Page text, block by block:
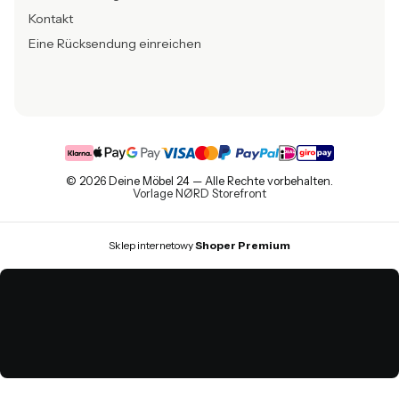
Kontakt
Eine Rücksendung einreichen
© 2026 Deine Möbel 24 — Alle Rechte vorbehalten.
Vorlage NØRD Storefront
Sklep internetowyShoper Premium